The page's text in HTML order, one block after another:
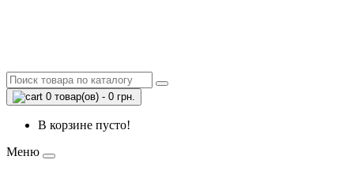
0 товар(ов) - 0 грн.
В корзине пусто!
Меню